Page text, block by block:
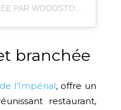
UNE PUBLICATION PARTAGÉE PAR WOODSTOCK GARDEN ANNECY (@WOODSTOCK_GARDEN)
branchée
l’Impérial, offre un
restaurant,